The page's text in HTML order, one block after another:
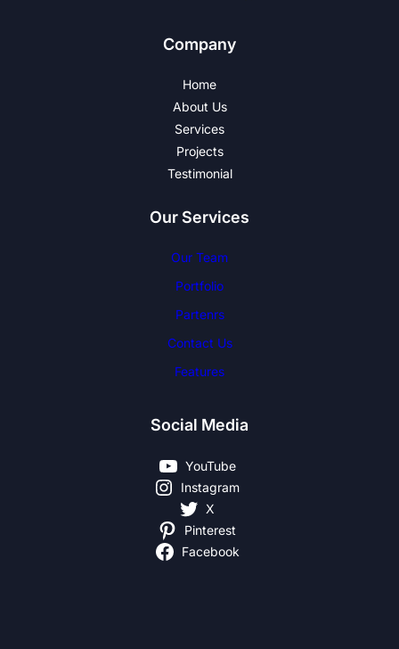
Company
Home
About Us
Services
Projects
Testimonial
Our Services
Our Team
Portfolio
Partenrs
Contact Us
Features
Social Media
YouTube
Instagram
X
Pinterest
Facebook